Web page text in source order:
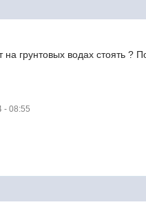
грунтовых водах стоять ?
- 08:55